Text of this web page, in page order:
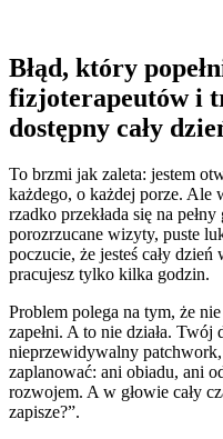
Błąd, który
fizjoterapeutów i
dostępny cały
To brzmi jak zaleta: jestem
każdego, o każdej porze. Ale
rzadko przekłada się na
porozrzucane wizyty, puste
poczucie, że jesteś cały
pracujesz tylko kilka godzin.
Problem polega na tym, że
zapełni. A to nie działa.
nieprzewidywalny
zaplanować: ani obiadu, ani
rozwojem. A w głowie cały
zapisze?”.